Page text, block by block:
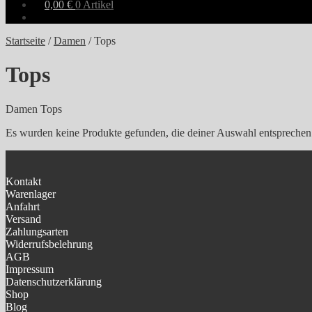
0,00 € 0 Artikel
Startseite /Damen /Tops
Tops
Damen Tops
Es wurden keine Produkte gefunden, die deiner Auswahl
Kontakt
Warenlager
Anfahrt
Versand
Zahlungsarten
Widerrufsbelehrung
AGB
Impressum
Datenschutzerklärung
Shop
Blog